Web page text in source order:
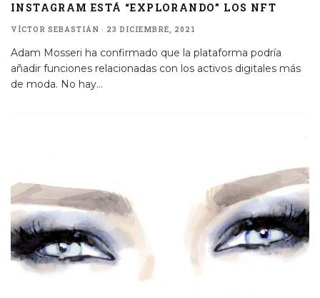
INSTAGRAM ESTÁ “EXPLORANDO” LOS NFT
VÍCTOR SEBASTIÁN · 23 DICIEMBRE, 2021
Adam Mosseri ha confirmado que la plataforma podría
añadir funciones relacionadas con los activos digitales más
de moda. No hay...